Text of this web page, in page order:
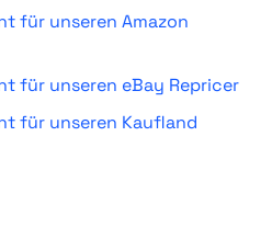
für unseren Amazon
für unseren eBay Repricer
für unseren Kaufland